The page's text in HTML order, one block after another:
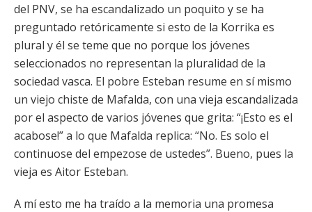
del PNV, se ha escandalizado un poquito y se ha
preguntado retóricamente si esto de la Korrika es
plural y él se teme que no porque los jóvenes
seleccionados no representan la pluralidad de la
sociedad vasca. El pobre Esteban resume en sí mismo
un viejo chiste de Mafalda, con una vieja escandalizada
por el aspecto de varios jóvenes que grita: “¡Esto es el
acabose!” a lo que Mafalda replica: “No. Es solo el
continuose del empezose de ustedes”. Bueno, pues la
vieja es Aitor Esteban.
A mí esto me ha traído a la memoria una promesa